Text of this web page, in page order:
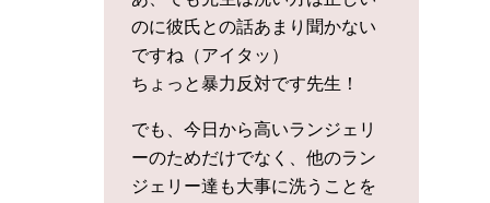
のに彼氏との話あまり聞かない
ですね（アイタッ）
ちょっと暴力反対です先生！
でも、今日から高いランジェリ
ーのためだけでなく、他のラン
ジェリー達も大事に洗うことを